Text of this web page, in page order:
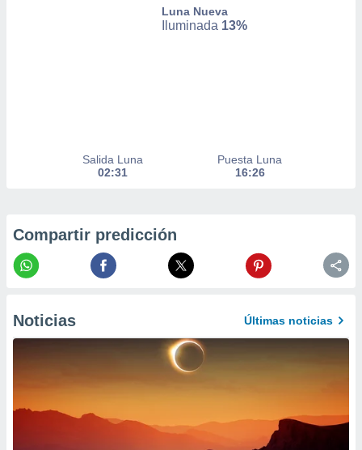
un
o acceder
datos
perfiles
utilizar
Luna Nueva
Iluminada 13%
Salida Luna
02:31
Puesta Luna
16:26
Compartir predicción
Noticias Últimas noticias